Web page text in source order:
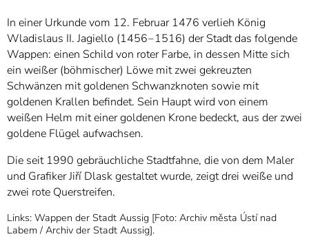
In einer Urkunde vom 12. Februar 1476 verlieh König
Wladislaus II. Jagiello (1456‒1516) der Stadt das folgende
Wappen: einen Schild von roter Farbe, in dessen Mitte sich
ein weißer (böhmischer) Löwe mit zwei gekreuzten
Schwänzen mit goldenen Schwanzknoten sowie mit
goldenen Krallen befindet. Sein Haupt wird von einem
weißen Helm mit einer goldenen Krone bedeckt, aus der zwei
goldene Flügel aufwachsen.
Die seit 1990 gebräuchliche Stadtfahne, die von dem Maler
und Grafiker Jiří Dlask gestaltet wurde, zeigt drei weiße und
zwei rote Querstreifen.
Links: Wappen der Stadt Aussig [Foto: Archiv města Ústí nad
Labem / Archiv der Stadt Aussig].